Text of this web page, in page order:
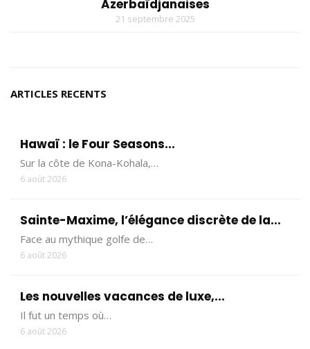
Azerbaïdjanaises
21 septembre 2025
ARTICLES RECENTS
Hawaï : le Four Seasons...
Sur la côte de Kona-Kohala,…
6 août 2026
Sainte-Maxime, l’élégance discrète de la...
Face au mythique golfe de…
6 août 2026
Les nouvelles vacances de luxe,...
Il fut un temps où…
6 août 2026